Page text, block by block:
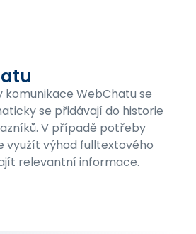
komunikace WebChatu se
se přidávají do historie
V případě potřeby
využít výhod fulltextového
relevantní informace.